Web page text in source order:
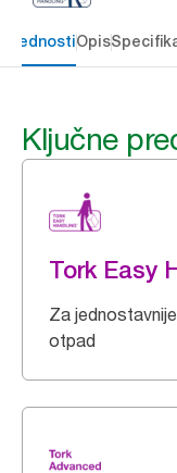
prednostiOpis
Ključne
Tork Easy
Za
otpad